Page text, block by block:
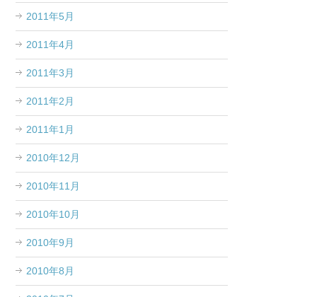
2011年5月
2011年4月
2011年3月
2011年2月
2011年1月
2010年12月
2010年11月
2010年10月
2010年9月
2010年8月